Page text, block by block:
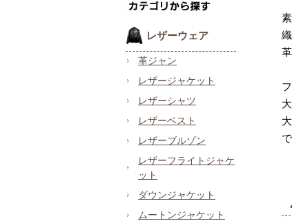
レザーウェア
革ジャン
レザージャケット
レザーシャツ
レザーベスト
レザーブルゾン
レザーフライトジャケ
ット
ダウンジャケット
ムートンジャケット